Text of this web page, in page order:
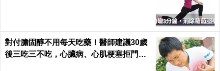
對付膽固醇不用每天吃藥！醫師建議30歲
後三吃三不吃，心臟病、心肌梗塞拒門外